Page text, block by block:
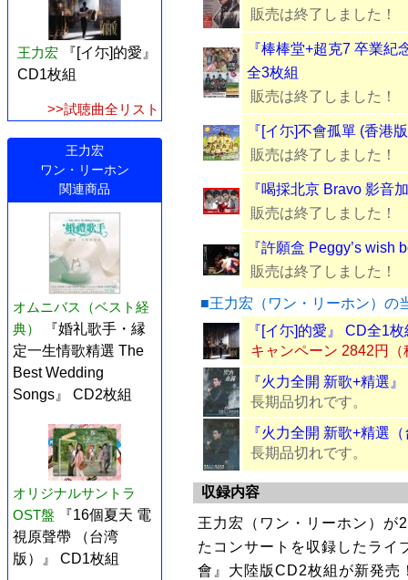
王力宏
『[イ尓]的愛』
CD1枚組
>>試聴曲全リスト
王力宏
ワン・リーホン
関連商品
オムニバス（ベスト経
典）
『婚礼歌手・縁
定一生情歌精選 The
Best Wedding
Songs』 CD2枚組
オリジナルサントラ
OST盤
『16個夏天 電
視原聲帶 （台湾
版）』 CD1枚組
販売は終了しました！
『棒棒堂+超克7 卒業
全3枚組
販売は終了しました！
『[イ尓]不會孤單 (香港
販売は終了しました！
『喝採北京 Bravo 影音
販売は終了しました！
『許願盒 Peggy’s wish
販売は終了しました！
■王力宏（ワン・リーホン）の
『[イ尓]的愛』 CD全1枚
キャンペーン 2842円（
『火力全開 新歌+精選
長期品切れです。
『火力全開 新歌+精選
長期品切れです。
収録内容
王力宏（ワン・リーホン）が
たコンサートを収録したラ
會』大陸版CD2枚組が新発売